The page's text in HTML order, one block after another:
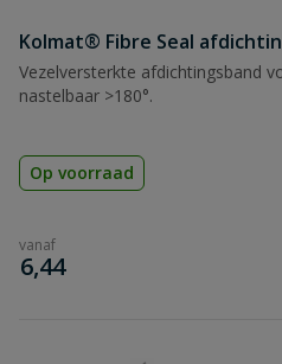
Kolmat® Fibre Seal
Vezelversterkte afdichtingsband
nastelbaar >180°.
Op voorraad
vanaf
€
6,44